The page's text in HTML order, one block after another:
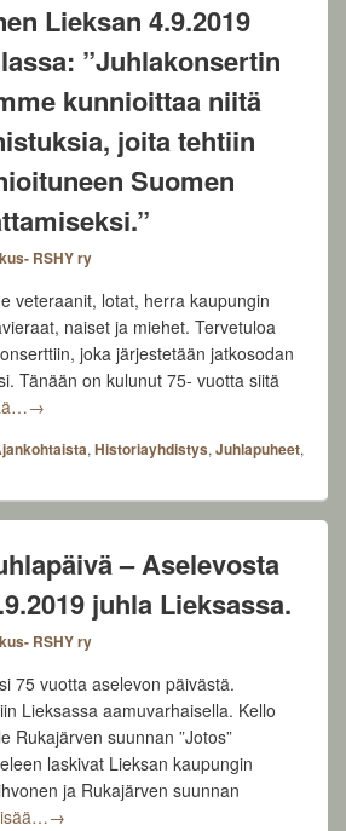
Lieksan 4.9.2019
”Juhlakonsertin
kunnioittaa niitä
joita tehtiin
Suomen
RSHY ry
veteraanit, lotat, herra kaupungin
naiset ja miehet. Tervetuloa
joka järjestetään jatkosodan
Tänään on kulunut 75- vuotta siitä
Seppo Ryhänen Lieksan 4.9.2019
→
,Historiayhdistys,Juhlapuheet,
– Aselevosta
juhla Lieksassa.
RSHY ry
75 vuotta aselevon päivästä.
Lieksassa aamuvarhaisella. Kello
Rukajärven suunnan ”Jotos”
laskivat Lieksan kaupungin
ja Rukajärven suunnan
Onnistunut juhlapäivä – Aselevosta
→